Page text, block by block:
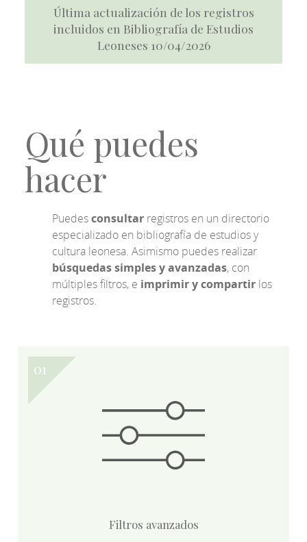
Última actualización de los registros
incluidos en Bibliografía de Estudios
Leoneses 10/04/2026
Qué puedes
hacer
Puedesconsultar registros en un directorio
especializado en bibliografía de estudios y
cultura leonesa. Asimismo puedes realizar
búsquedas simples y avanzadas, con
múltiples filtros, e imprimir y compartir los
registros.
Filtros avanzados